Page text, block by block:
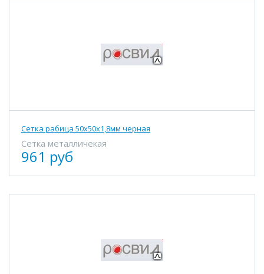
Сетка рабица 50х50х1,8мм черная
Сетка металличекая
961 руб